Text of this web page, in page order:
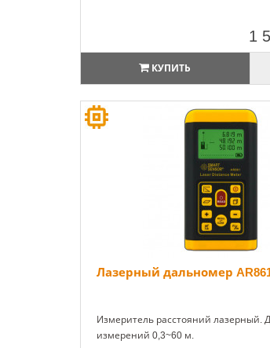
1
КУПИТЬ
Лазерный дальномер
Измеритель расстояний лазерный.
измерений 0,3~60 м.